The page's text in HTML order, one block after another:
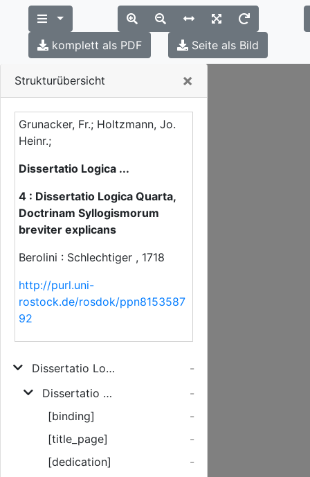
Strukturübersicht ×
Grunacker, Fr.; Holtzmann, Jo.
Heinr.;
Dissertatio Logica ...
4 : Dissertatio Logica Quarta,
Doctrinam Syllogismorum
breviter explicans
Berolini : Schlechtiger , 1718
http://purl.uni-
rostock.de/rosdok/ppn8153587
92
Dissertatio Logica ...
-
Dissertatio Logica Quarta, Doctrinam Syllogismorum breviter explicans
-
[binding]
-
[title_page]
-
[dedication]
-
komplett als PDF Seite als Bild